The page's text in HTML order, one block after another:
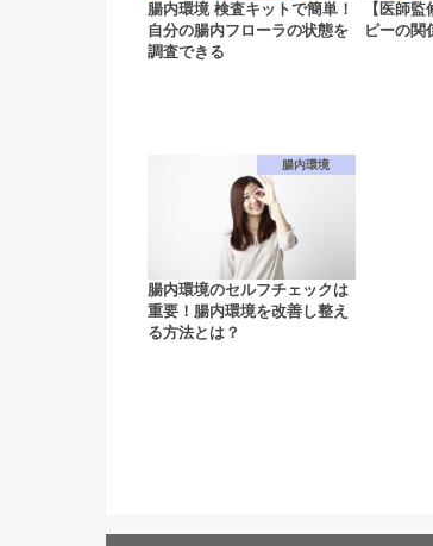
腸内環境 検査キットで簡単！
自分の腸内フローラの状態を
調査できる
【医師
ピーの関
腸内環境
腸内環境のセルフチェックは
重要！腸内環境を改善し整え
る方法とは？